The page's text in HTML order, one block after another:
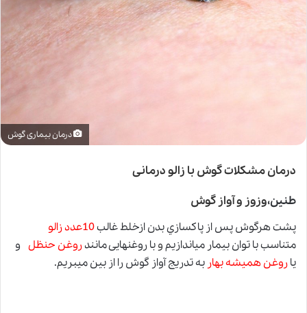
درمان بیماری گوش
درمان مشکلات گوش با زالو درمانی
طنین،وزوز و آواز گوش
پشت هرگوش پس از پاکسازي بدن ازخلط غالب10عدد
زالو
متناسب با توان بیمار میاندازیموبا روغنهایی مانندروغن حنظل و
یاروغن همیشه بهاربه تدریج آواز گوش را از بین میبریم.